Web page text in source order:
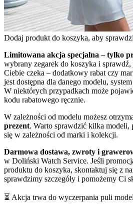
Dodaj produkt do koszyka, aby
Limitowana akcja specjalna – tylko
wybrany zegarek do koszyka i sprawdź,
Ciebie czeka – dodatkowy rabat czy
jest dostępna dla danego modelu,
W niektórych przypadkach może
kodu rabatowego ręcznie.
W zależności od modelu możesz
prezent. Warto sprawdzić kilka modeli,
się w zależności od marki i kolekcji.
Darmowa dostawa, zwroty i
w Doliński Watch Service. Jeśli
produktu do koszyka, skontaktuj się z
sprawdzimy szczegóły i pomożemy Ci
⏳ Akcja trwa do wyczerpania puli